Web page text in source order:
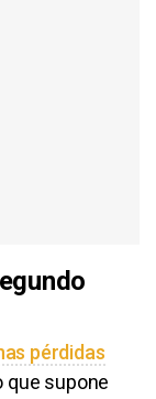
pérdidas
que supone